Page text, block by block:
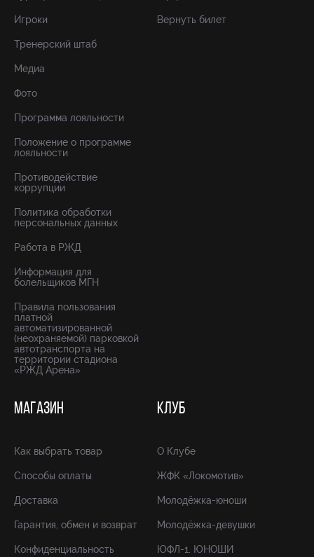
Игроки
Тренерский штаб
Медиа
Фото
Программа лояльности
Положение о программе
лояльности
Противодействие
коррупции
Политика обработки
персональных данных
Работа в РЖД
Информация для
болельщиков МГН
Правила пользования
платной
автоматизированной
(неохраняемой) парковкой
автотранспорта на
территории стадиона
«РЖД Арена»
Вернуть билет
МАГАЗИН
Как выбрать товар
Способы оплаты
Доставка
Гарантия, обмен и возврат
Конфиденциальность
КЛУБ
О Клубе
ЖФК «Локомотив»
Молодёжка-юноши
Молодёжка-девушки
ЮФЛ-1. ЮНОШИ